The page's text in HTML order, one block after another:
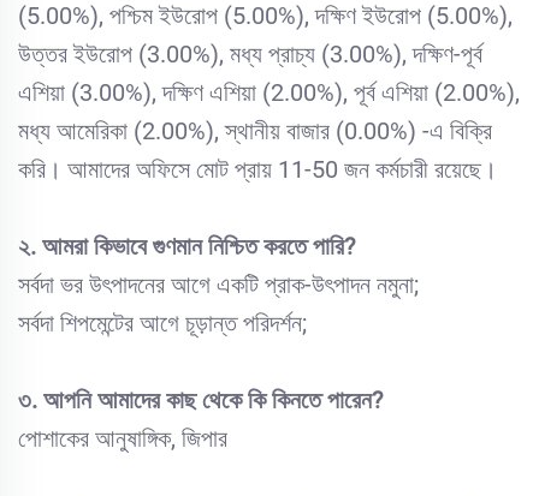
(5.00%), পশ্চিম ইউরোপ (5.00%), দক্ষিণ ইউরোপ (5.00%),
উত্তর ইউরোপ (3.00%), মধ্য প্রাচ্য (3.00%), দক্ষিণ-পূর্ব
এশিয়া (3.00%), দক্ষিণ এশিয়া (2.00%), পূর্ব এশিয়া (2.00%),
মধ্য আমেরিকা (2.00%), স্থানীয় বাজার (0.00%) -এ বিক্রি
করি। আমাদের অফিসে মোট প্রায় 11-50 জন কর্মচারী রয়েছে।
২. আমরা কিভাবে গুণমান নিশ্চিত করতে পারি?
সর্বদা ভর উৎপাদনের আগে একটি প্রাক-উৎপাদন নমুনা;
সর্বদা শিপমেন্টের আগে চূড়ান্ত পরিদর্শন;
৩. আপনি আমাদের কাছ থেকে কি কিনতে পারেন?
পোশাকের আনুষাঙ্গিক, জিপার